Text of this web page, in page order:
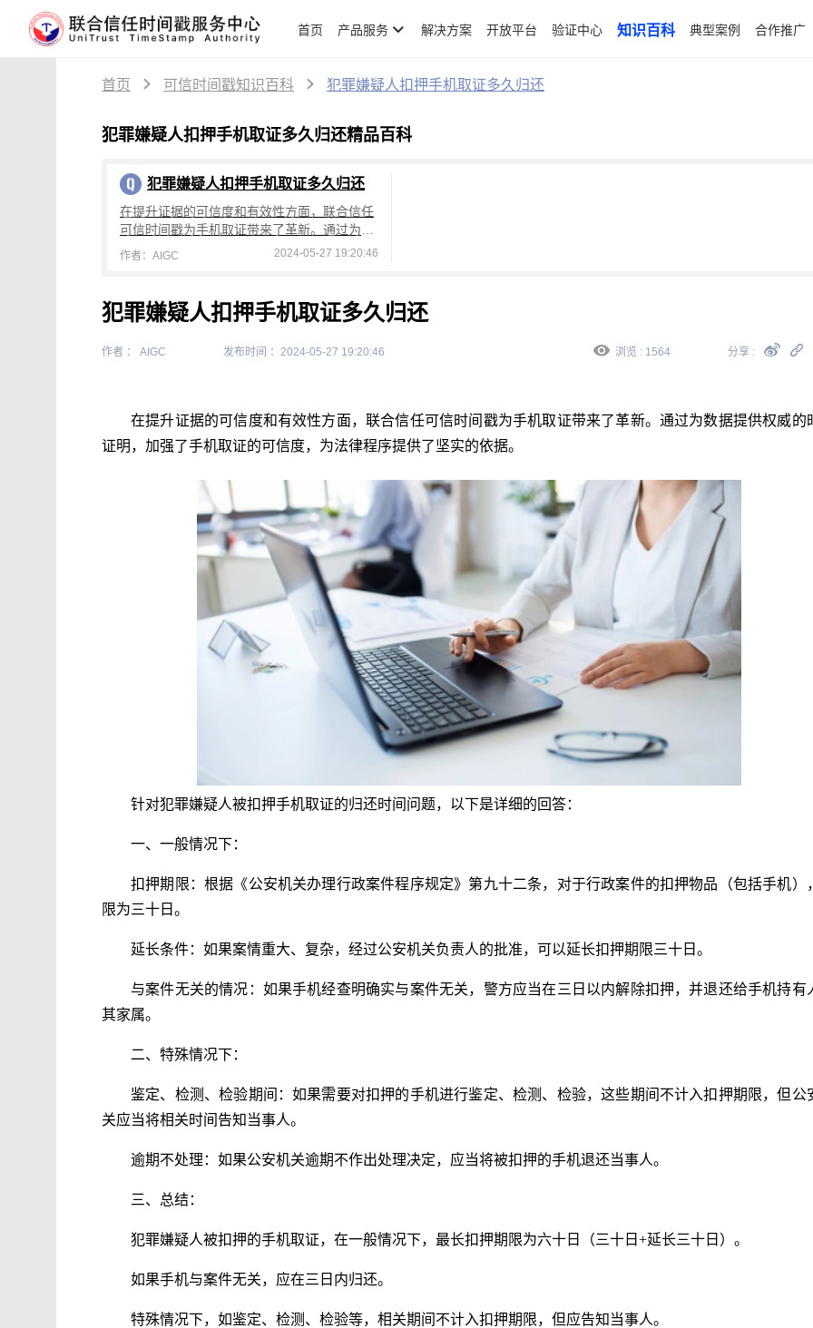
首页 产品服务 解决方案 开放平台 验证中心 知识百科 典型案例 合作推广
首页 可信时间戳知识百科 犯罪嫌疑人扣押手机取证多久归还
犯罪嫌疑人扣押手机取证多久归还精品百科
犯罪嫌疑人扣押手机取证多久归还
在提升证据的可信度和有效性方面，联合信任
可信时间戳为手机取证带来了革新。通过为数
据提供权威的时间证明，加强了手机取证的可
作者：AIGC 2024-05-27 19:20:46
犯罪嫌疑人扣押手机取证多久归还
作者 ： AIGC 发布时间 ：2024-05-27 19:20:46 浏览 : 1564 分享 :
在提升证据的可信度和有效性方面，联合信任可信时间戳为手机取证带来了革新。通过为数据提供权威的
证明，加强了手机取证的可信度，为法律程序提供了坚实的依据。
针对犯罪嫌疑人被扣押手机取证的归还时间问题，以下是详细的回答：
一、一般情况下：
扣押期限：根据《公安机关办理行政案件程序规定》第九十二条，对于行政案件的扣押物品（包括手机）
限为三十日。
延长条件：如果案情重大、复杂，经过公安机关负责人的批准，可以延长扣押期限三十日。
与案件无关的情况：如果手机经查明确实与案件无关，警方应当在三日以内解除扣押，并退还给手机持有
其家属。
二、特殊情况下：
鉴定、检测、检验期间：如果需要对扣押的手机进行鉴定、检测、检验，这些期间不计入扣押期限，但公
关应当将相关时间告知当事人。
逾期不处理：如果公安机关逾期不作出处理决定，应当将被扣押的手机退还当事人。
三、总结：
犯罪嫌疑人被扣押的手机取证，在一般情况下，最长扣押期限为六十日（三十日+延长三十日）。
如果手机与案件无关，应在三日内归还。
特殊情况下，如鉴定、检测、检验等，相关期间不计入扣押期限，但应告知当事人。